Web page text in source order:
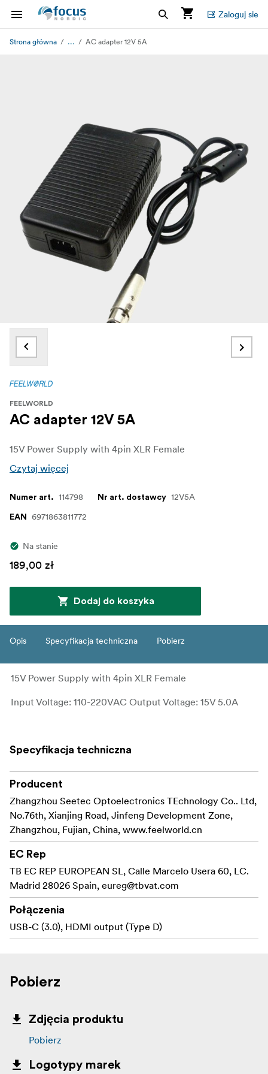
Zaloguj sie
Strona główna ... AC adapter 12V 5A
FEELWORLD
AC adapter 12V 5A
15V Power Supply with 4pin XLR Female
Czytaj więcej
Numer art. 114798 Nr art. dostawcy 12V5A
EAN 6971863811772
Na stanie
189,00 zł
Dodaj do koszyka
Opis Specyfikacja techniczna Pobierz
15V Power Supply with 4pin XLR Female
Input Voltage: 110-220VAC Output Voltage: 15V 5.0A
Specyfikacja techniczna
Producent
Zhangzhou Seetec Optoelectronics TEchnology Co.. Ltd,
No.76th, Xianjing Road, Jinfeng Development Zone,
Zhangzhou, Fujian, China, www.feelworld.cn
EC Rep
TB EC REP EUROPEAN SL, Calle Marcelo Usera 60, LC.
Madrid 28026 Spain, eureg@tbvat.com
Połączenia
USB-C (3.0), HDMI output (Type D)
Pobierz
Zdjęcia produktu
Pobierz
Logotypy marek